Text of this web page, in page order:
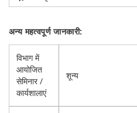
अन्य महत्वपूर्ण जानकारी:
विभाग में
आयोजित
सेमिनार /
कार्यशालाएं
शून्य